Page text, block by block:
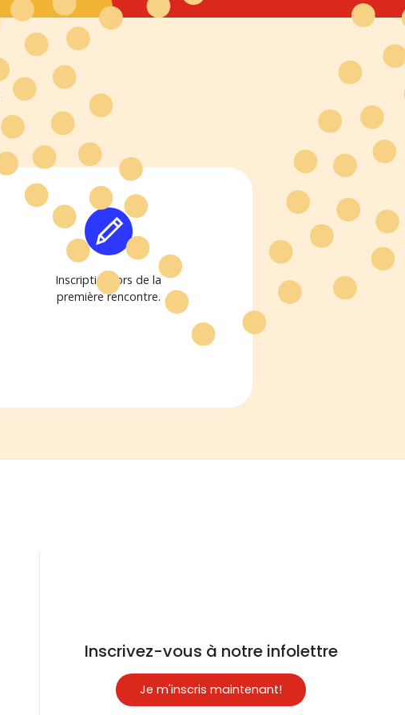
Inscription lors de la
première rencontre.
Inscrivez-vous à notre infolettre
Je m'inscris maintenant!